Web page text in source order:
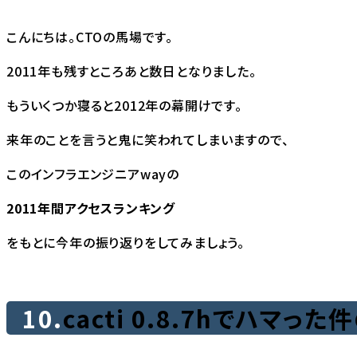
こんにちは。CTOの馬場です。
2011年も残すところあと数日となりました。
もういくつか寝ると2012年の幕開けです。
来年のことを言うと鬼に笑われてしまいますので、
このインフラエンジニアwayの
2011年間アクセスランキング
をもとに今年の振り返りをしてみましょう。
10.cacti 0.8.7hでハマった